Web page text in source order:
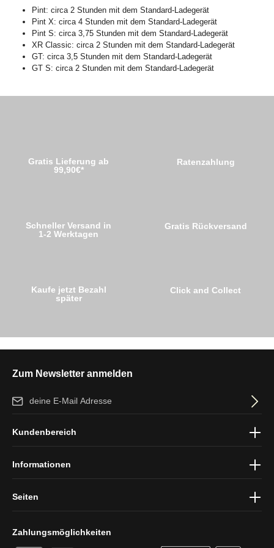
Pint: circa 2 Stunden mit dem Standard-Ladegerät
Pint X: circa 4 Stunden mit dem Standard-Ladegerät
Pint S: circa 3,75 Stunden mit dem Standard-Ladegerät
XR Classic: circa 2 Stunden mit dem Standard-Ladegerät
GT: circa 3,5 Stunden mit dem Standard-Ladegerät
GT S: circa 2 Stunden mit dem Standard-Ladegerät
Gratis Lieferung ab
99,90€*
Schneller Versand in
1-2 Werktagen
Kaufe jetzt Bezahl
später
Ratenzahlung
Gratis Rückversand
Click and Collect
Zum Newsletter anmelden
E-Mail-Adresse*
und dieAGBgelesen und bin mit ihnen einverstanden.
Zahlungsmöglichkeiten
Kundenbereich
Informationen
Seiten